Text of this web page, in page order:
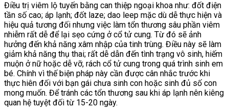
Điều trị viêm lộ tuyến bằng can thiệp ngoại khoa như: đốt điện
tần số cao; áp lạnh; đốt laze; dao leep mặc dù dễ thực hiện và
hiệu quả tương đối nhưng việc làm tổn thương sâu phần viêm
nhiễm rất dễ để lại sẹo cứng ở cổ tử cung. Từ đó sẽ ảnh
hưởng đến khả năng xâm nhập của tinh trùng. Điều này sẽ làm
giảm khả năng thụ thai; rất dễ dẫn đến tình trạng vô sinh, hiếm
muộn ở nữ hoặc dễ vỡ, rách cổ tử cung trong quá trình sinh em
bé. Chính vì thế biện pháp này cần được cân nhắc trước khi
thực hiên đối với bạn gái chưa sinh con hoặc sinh đủ số con
mong muốn. Để tránh các tổn thương sau khi áp lạnh nên kiêng
quan hệ tuyệt đối từ 15-20 ngày.